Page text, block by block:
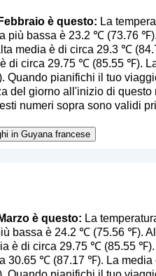
è questo: La
più bassa è 23.2 ℃ (73.76
media è di circa 29.3 ℃
di circa 29.75 ℃ (85.55 ℉).
Quando pianifichi il tuo
del giorno all'inizio di
numeri sopra sono validi
in Guyana francese
è questo: La
bassa è 24.2 ℃ (75.56 ℉).
è di circa 29.75 ℃ (85.55
30.65 ℃ (87.17 ℉). La